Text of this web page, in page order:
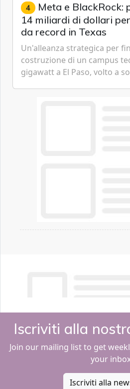
4 Meta e BlackRock:
14 miliardi di dollari
da record in Texas
Un'alleanza strategica per
costruzione di un campus
gigawatt a El Paso, volto a
Iscriviti alla
Join our mailing list to get
your
Iscriviti alla